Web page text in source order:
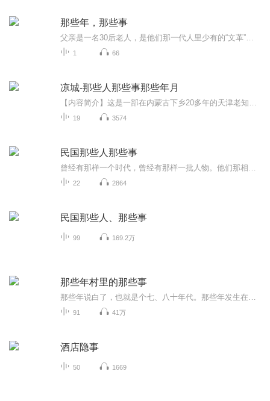
那些年，那些事
1 66
凉城-那些人那些事那些年月
19 3574
民国那些人那些事
22 2864
民国那些人、那些事
99 169.2万
那些年村里的那些事
91 41万
酒店隐事
50 1669